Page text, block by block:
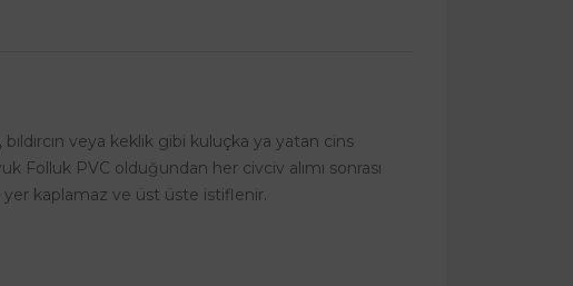
veya keklik gibi kuluçka ya yatan cins
Folluk PVC olduğundan her civciv alımı sonrası
kaplamaz ve üst üste istiflenir.